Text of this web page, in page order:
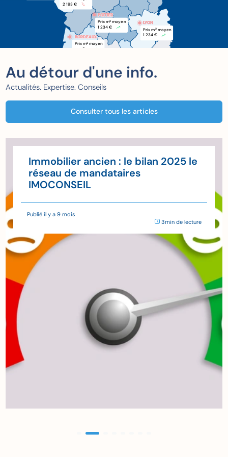
2 193 €
BORDEAUX
BORDEAUX
Prix m2 moyen
xxx €
POITIER
POITIER
Prix m2 moyen
1 234 €
LYON
Prix m2 moyen
1 234 €
Au détour d'une info.
Actualités. Expertise. Conseils
Consulter tous les articles
Immobilier ancien : le bilan 2025 le
réseau de mandataires
IMOCONSEIL
Publié il y a 9 mois
3min de lecture